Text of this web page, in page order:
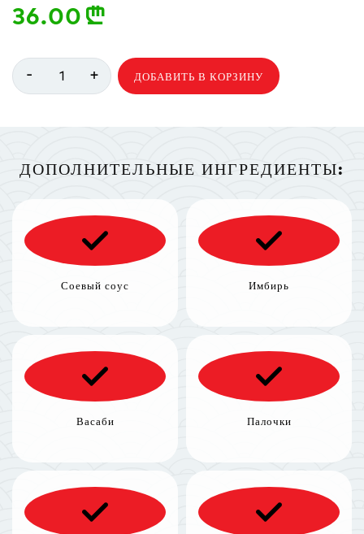
36.00 n
- 1 + ДОБАВИТЬ В КОРЗИНУ
ДОПОЛНИТЕЛЬНЫЕ ИНГРЕДИЕНТЫ:
Соевый соус Имбирь
Васаби Палочки